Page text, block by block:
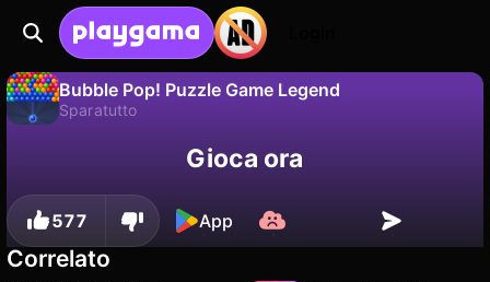
Bubble Pop! Puzzle Game Legend
Sparatutto
Salva i progressi!Gioca ora
577 App
Correlato